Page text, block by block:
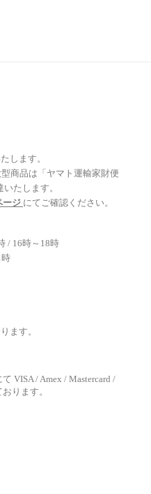
します。
型商品は「ヤマト運輸家財便
たします。
ージ にてご確認ください。
/ 16時～18時
時
ます。
VISA / Amex / Mastercard /
ります。